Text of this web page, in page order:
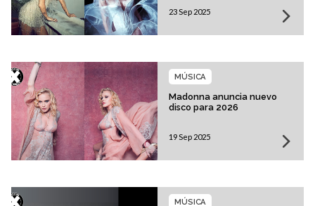
23 Sep 2025
Madonna anuncia nuevo
disco para 2026
MÚSICA
19 Sep 2025
MÚSICA